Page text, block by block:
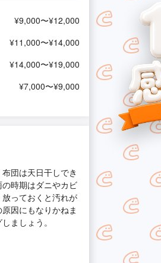
¥9,000〜¥12,000
¥11,000〜¥14,000
¥14,000〜¥19,000
¥7,000〜¥9,000
団は天日干しでき
時期はダニやカビ
っておくと汚れが
因にもなりかねま
ましょう。